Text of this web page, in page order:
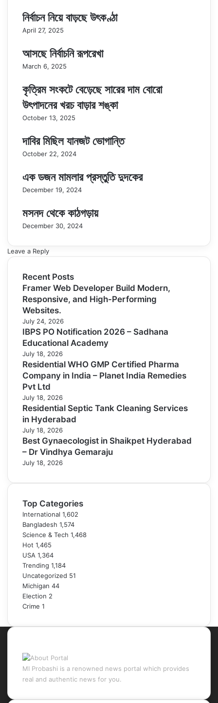
নির্বাচন নিয়ে বাড়ছে উৎকণ্ঠা
April 27, 2025
আসছে নির্বাচনি রূপরেখা
March 6, 2025
কৃত্রিম সংকটে বেড়েছে সারের দাম বোরো
উৎপাদনের খরচ বাড়ার শঙ্কা
October 13, 2025
দাবির মিছিল যানজট ভোগান্তি
October 22, 2024
এক ডজন মামলার প্রস্তুতি দুদকের
December 19, 2024
মসনদ থেকে কাঠগড়ায়
December 30, 2024
Leave a Reply
Recent Posts
Framer Web Developer Build Modern,
Responsive, and High-Performing
Websites.
July 24, 2026
IBPS PO Notification 2026 – Sadhana
Educational Academy
July 18, 2026
Residential WHO GMP Certified Pharma
Company in India – Planet India Remedies
Pvt Ltd
July 18, 2026
Residential Septic Tank Cleaning Services
in Hyderabad
July 18, 2026
Best Gynaecologist in Shaikpet Hyderabad
– Dr Vindhya Gemaraju
July 18, 2026
Top Categories
International 1,602
Bangladesh 1,574
Science & Tech 1,468
Hot 1,465
USA 1,364
Trending 1,184
Uncategorized 51
Michigan 44
Election 2
Crime 1
MI Probashi is a renowned news portal which provides
real and authentic news for you.